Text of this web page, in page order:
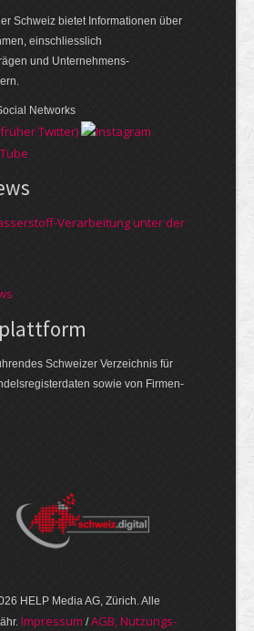
Schweiz bietet Informationen über
einschliesslich
und Unternehmens-
Networks
Verarbeitung unter der
Schweizer Verzeichnis für
sowie von Firmen­
HELP Media AG, Zürich. Alle
Im­pres­sum /AGB, Nut­zungs­